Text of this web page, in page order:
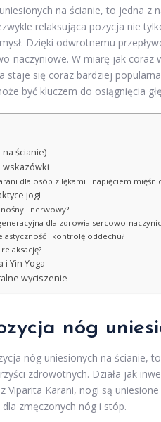
na ścianie, to jedna z
relaksująca pozycja nie
Dzięki odwrotnemu
naczyniowe. W miarę jak
staje się coraz bardziej
być kluczem do osiągnięcia
ścianie)
wskazówki
dla osób z lękami i napięciem
jogi
i nerwowy?
dla zdrowia sercowo-
i kontrolę oddechu?
i Yin Yoga
wyciszenie
nóg
nóg uniesionych na ścianie,
zdrowotnych. Działa jak
Viparita Karani, nogi są
zmęczonych nóg i stóp.